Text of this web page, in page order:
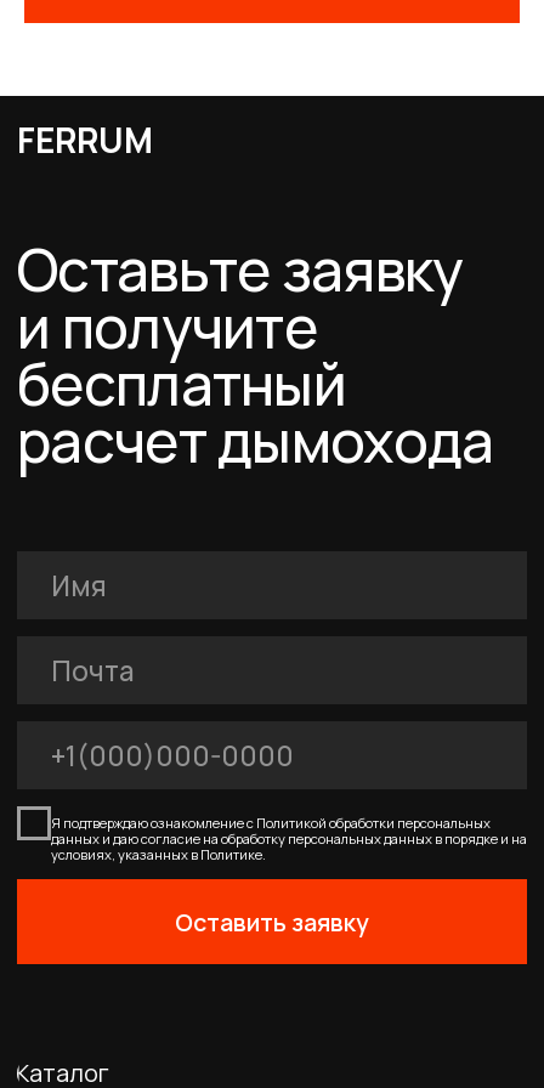
FERRUM
Покупателям
Услуги
Каталог
Соглашение о cookies
Политика конфиденциальности
Договор-оферта